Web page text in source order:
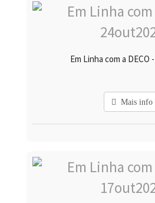
Em Linha com a DECO
Mais info